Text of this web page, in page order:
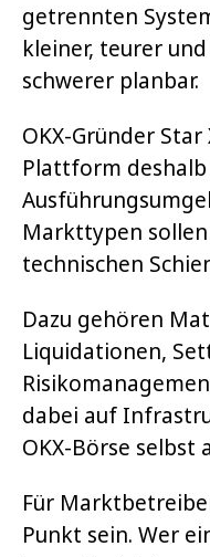
getrennten
kleiner, teurer
schwerer planbar.
OKX-Gründer Star
Plattform
Markttypen
technischen
Dazu gehören
Liquidationen,
dabei auf
OKX-Börse selbst
Für
Punkt sein. Wer